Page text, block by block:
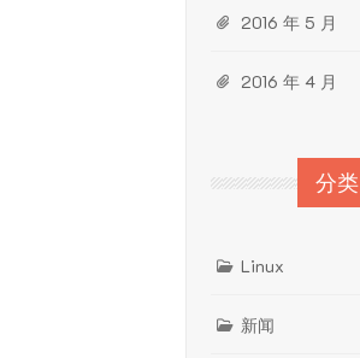
2016 年 5 月
2016 年 4 月
分类
Linux
新闻